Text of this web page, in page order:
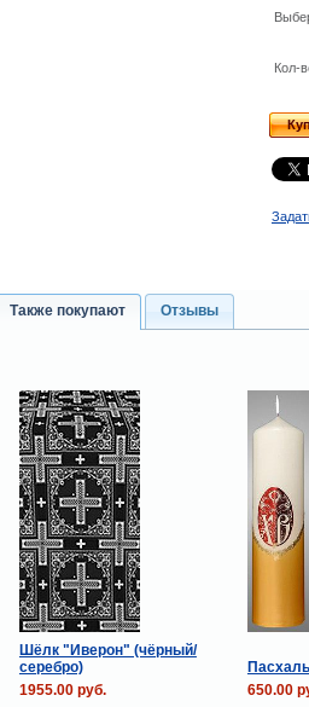
Кол-
Также покупают Отзывы
Шёлк "Иверон" (чёрный/
серебро)
1955.00 руб.
650.00